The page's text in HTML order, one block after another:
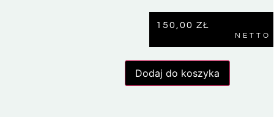
150,00 ZŁ
NETTO
Dodaj do koszyka